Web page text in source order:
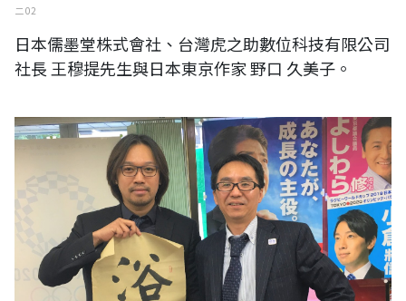
二 02
日本儒墨堂株式會社、台灣虎之助數位科技有限公司
社長 王穆提先生與日本東京作家 野口 久美子。
日本自民黨東京都議員 吉原 修 秘書 高橋 榮史郎 先生